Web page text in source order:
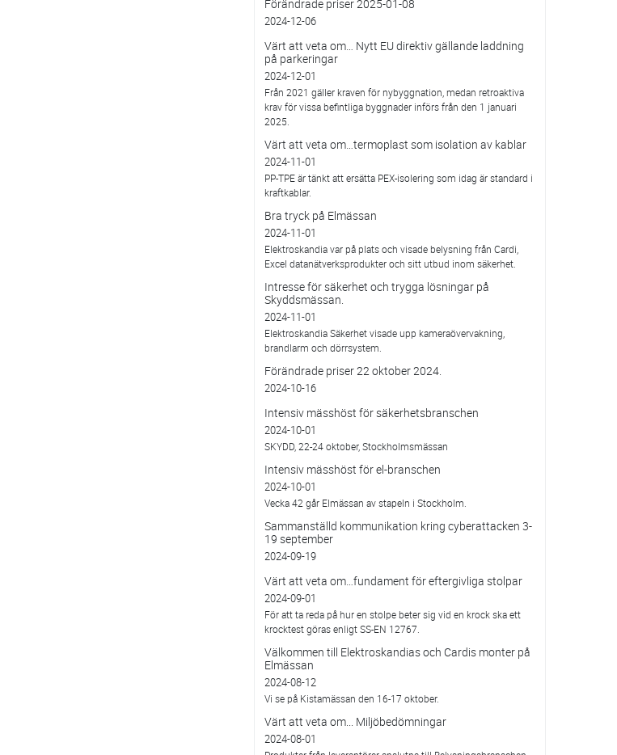
Förändrade priser 2025-01-08
2024-12-06
Värt att veta om… Nytt EU direktiv gällande laddning
på parkeringar
2024-12-01
Från 2021 gäller kraven för nybyggnation, medan retroaktiva
krav för vissa befintliga byggnader införs från den 1 januari
2025.
Värt att veta om…termoplast som isolation av kablar
2024-11-01
PP-TPE är tänkt att ersätta PEX-isolering som idag är standard i
kraftkablar.
Bra tryck på Elmässan
2024-11-01
Elektroskandia var på plats och visade belysning från Cardi,
Excel datanätverksprodukter och sitt utbud inom säkerhet.
Intresse för säkerhet och trygga lösningar på
Skyddsmässan.
2024-11-01
Elektroskandia Säkerhet visade upp kameraövervakning,
brandlarm och dörrsystem.
Förändrade priser 22 oktober 2024.
2024-10-16
Intensiv mässhöst för säkerhetsbranschen
2024-10-01
SKYDD, 22-24 oktober, Stockholmsmässan
Intensiv mässhöst för el-branschen
2024-10-01
Vecka 42 går Elmässan av stapeln i Stockholm.
Sammanställd kommunikation kring cyberattacken 3-
19 september
2024-09-19
Värt att veta om…fundament för eftergivliga stolpar
2024-09-01
För att ta reda på hur en stolpe beter sig vid en krock ska ett
krocktest göras enligt SS-EN 12767.
Välkommen till Elektroskandias och Cardis monter på
Elmässan
2024-08-12
Vi se på Kistamässan den 16-17 oktober.
Värt att veta om... Miljöbedömningar
2024-08-01